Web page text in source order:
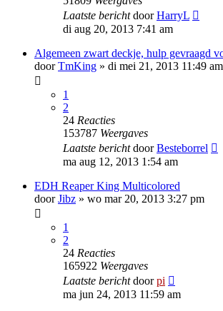
Laatste berichtdoorHarryL
di aug 20, 2013 7:41 am
Algemeen zwart deckje, hulp gevraagd
doorTmKing » di mei 21, 2013 11:49 am
1
2
24 Reacties
153787 Weergaves
Laatste berichtdoorBesteborrel
ma aug 12, 2013 1:54 am
EDH Reaper King Multicolored
doorJibz » wo mar 20, 2013 3:27 pm
1
2
24 Reacties
165922 Weergaves
Laatste berichtdoorpi
ma jun 24, 2013 11:59 am